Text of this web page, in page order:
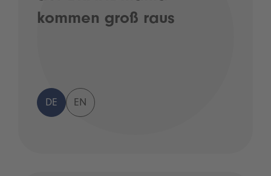
kommen groß raus
DE EN